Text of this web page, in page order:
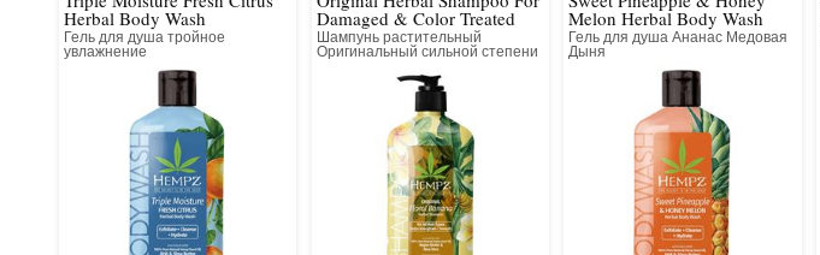
История бренда началась в 2000 году с двух лосьонов для загара, а сейчас это
целый комплекс SPA-средств для волос, лица и тела. Основной компонент
косметики Hempz – это экологически чистое масло и экстракт семян конопли,
которые содержат целый спектр полезных аминокислот, витаминов и
микроэлементов, необходимых для образования белков и кератина.
Herbal Body Wash
Гель для душа тройное
увлажнение
Damaged & Color Treated
Hair
Шампунь растительный
Оригинальный сильной степени
Melon Herbal Body Wash
Гель для душа Ананас Медовая
Дыня